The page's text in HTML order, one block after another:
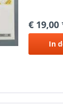
€ 19,00
In